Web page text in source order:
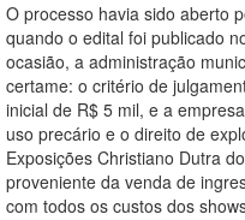
O processo havia sido aberto
quando o edital foi publicado
ocasião, a administração
certame: o critério de
inicial de R$ 5 mil, e a
uso precário e o direito de
Exposições Christiano Dutra
proveniente da venda de
com todos os custos dos